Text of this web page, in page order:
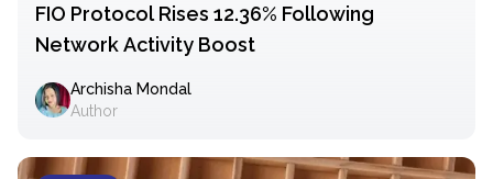
FIO Protocol Rises 12.36% Following
Network Activity Boost
Archisha Mondal
Author